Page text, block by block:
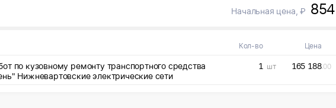
Начальная цена, ₽
Кол-во Цена
по кузовному ремонту транспортного средства
Нижневартовские электрические сети
1 шт 165 188.00